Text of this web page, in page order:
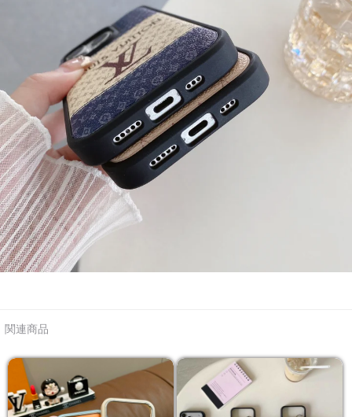
関連商品